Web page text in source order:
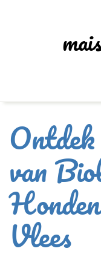
van
Vlees